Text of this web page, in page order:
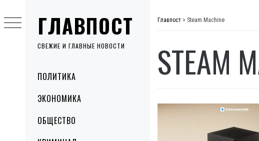
ГЛАВПОСТ
СВЕЖИЕ И ГЛАВНЫЕ НОВОСТИ
MenuПОЛИТИКА
ЭКОНОМИКА
ОБЩЕСТВО
to
content
Главпост > Steam Machine
STEAM